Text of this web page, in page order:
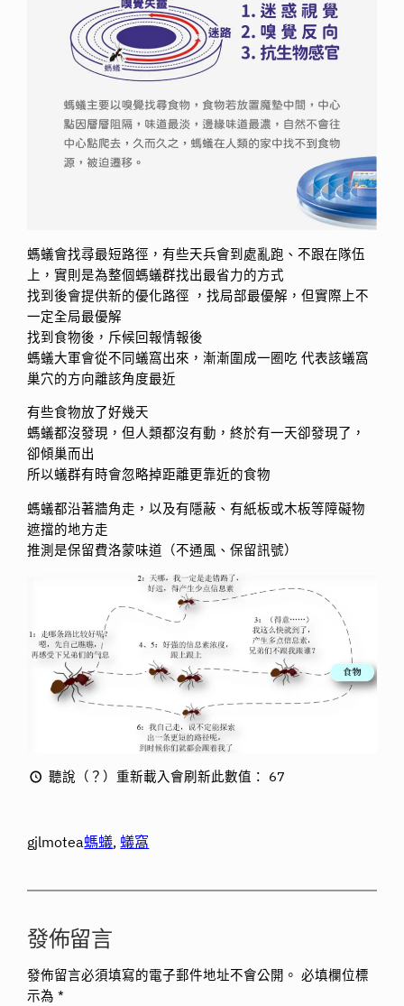
螞蟻會找尋最短路徑，有些天兵會到處亂跑、不跟在隊伍
上，實則是為整個螞蟻群找出最省力的方式
找到後會提供新的優化路徑 ，找局部最優解，但實際上不
一定全局最優解
找到食物後，斥候回報情報後
螞蟻大軍會從不同蟻窩出來，漸漸圍成一圈吃 代表該蟻窩
巢穴的方向離該角度最近
有些食物放了好幾天
螞蟻都沒發現，但人類都沒有動，終於有一天卻發現了，
卻傾巢而出
所以蟻群有時會忽略掉距離更靠近的食物
螞蟻都沿著牆角走，以及有隱蔽、有紙板或木板等障礙物
遮擋的地方走
推測是保留費洛蒙味道（不通風、保留訊號）
聽說（？）重新載入會刷新此數值： 67
gjlmotea螞蟻, 蟻窩
發佈留言
發佈留言必須填寫的電子郵件地址不會公開。 必填欄位標
示為*